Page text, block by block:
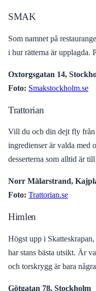
SMAK
Som namnet på
i hur rätterna är upplagda.
Oxtorgsgatan 14,
Foto: Smakstockholm.se
Trattorian
Vill du och din dejt fly från
ingredienser är valda med
desserterna som alltid är
Norr Mälarstrand,
Foto: Trattorian.se
Himlen
Högst upp i
har stans bästa utsikt. Är
och torskrygg är bara
Götgatan 78, Stockholm